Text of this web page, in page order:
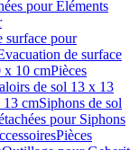
pour Eléments
surface pour
de surface
x 10 cmPièces
de sol 13 x 13
13 cmSiphons de sol
pour Siphons
Pièces